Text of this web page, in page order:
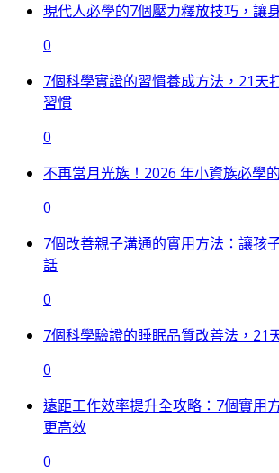
現代人必學的7個壓力釋放技巧，讓
0
7個科學實證的習慣養成方法，21天
習慣
0
不再當月光族！2026 年小資族必學
0
7個改善親子溝通的實用方法：讓孩
話
0
7個科學驗證的睡眠品質改善法，21
0
遠距工作效率提升全攻略：7個實用
更高效
0